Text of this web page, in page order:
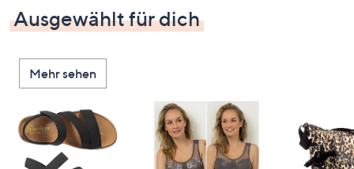
Ausgewählt für dich
Mehr sehen